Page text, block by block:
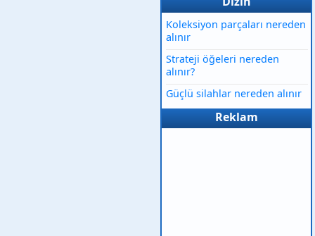
Koleksiyon parçaları nereden
alınır
Strateji öğeleri nereden
alınır?
Güçlü silahlar nereden alınır
Reklam